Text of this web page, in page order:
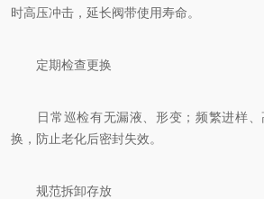
时高压冲击，延长阀带使用寿命。
定期检查更换
日常巡检有无漏液、形变；频繁进样、
换，防止老化后密封失效。
规范拆卸存放